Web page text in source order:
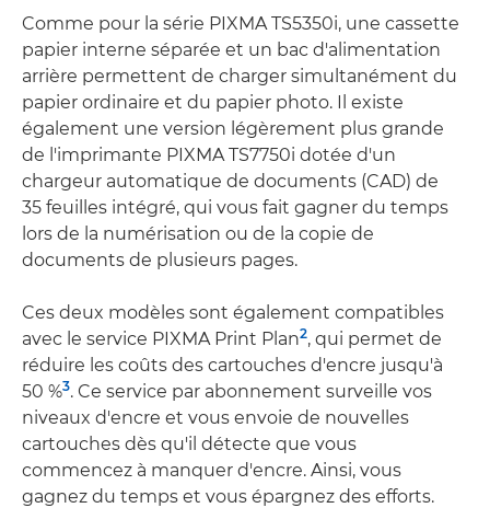
Comme pour la série PIXMA TS5350i, une cassette
papier interne séparée et un bac d'alimentation
arrière permettent de charger simultanément du
papier ordinaire et du papier photo. Il existe
également une version légèrement plus grande
de l'imprimante PIXMA TS7750i dotée d'un
chargeur automatique de documents (CAD) de
35 feuilles intégré, qui vous fait gagner du temps
lors de la numérisation ou de la copie de
documents de plusieurs pages.
Ces deux modèles sont également compatibles
avec le service PIXMA Print Plan2, qui permet de
réduire les coûts des cartouches d'encre jusqu'à
50 %3. Ce service par abonnement surveille vos
niveaux d'encre et vous envoie de nouvelles
cartouches dès qu'il détecte que vous
commencez à manquer d'encre. Ainsi, vous
gagnez du temps et vous épargnez des efforts.